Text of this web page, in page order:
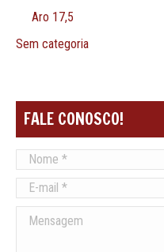
Aro 17,5
Sem categoria
FALE CONOSCO!
Nome *
E-mail *
Mensagem